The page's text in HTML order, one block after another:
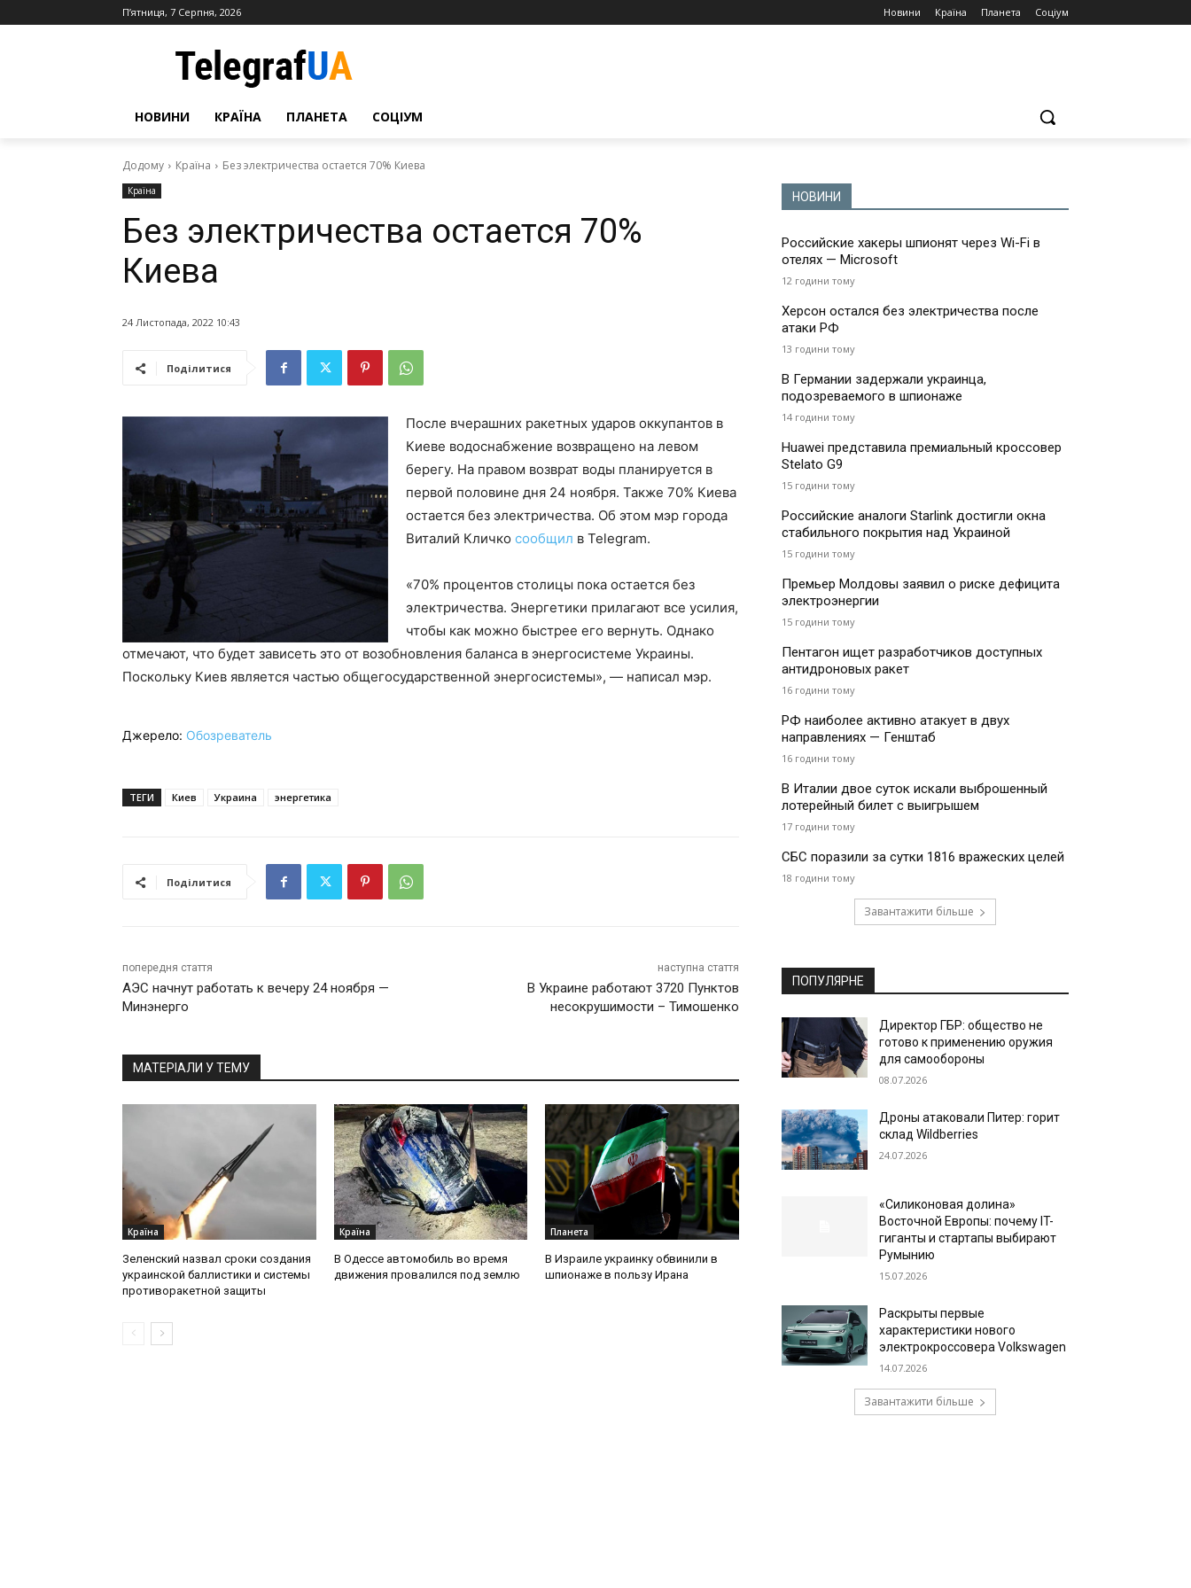
П’ятниця, 7 Серпня, 2026 Новини Країна Планета Соціум
НОВИНИ КРАЇНА ПЛАНЕТА СОЦІУМ
Додому Країна Без электричества остается 70% Киева
Країна
Без электричества остается 70%
Киева
24 Листопада, 2022 10:43
Поділитися
После вчерашних ракетных ударов оккупантов в
Киеве водоснабжение возвращено на левом
берегу. На правом возврат воды планируется в
первой половине дня 24 ноября. Также 70% Киева
остается без электричества. Об этом мэр города
Виталий Кличко сообщил в Telegram.
«70% процентов столицы пока остается без
электричества. Энергетики прилагают все усилия,
чтобы как можно быстрее его вернуть. Однако
отмечают, что будет зависеть это от возобновления баланса в энергосистеме Украины.
Поскольку Киев является частью общегосударственной энергосистемы», — написал мэр.
Джерело: Обозреватель
ТЕГИ Киев Украина энергетика
Поділитися
попередня стаття
АЭС начнут работать к вечеру 24 ноября —
Минэнерго
наступна стаття
В Украине работают 3720 Пунктов
несокрушимости – Тимошенко
МАТЕРІАЛИ У ТЕМУ
Країна
Зеленский назвал сроки создания
украинской баллистики и системы
противоракетной защиты
Країна
В Одессе автомобиль во время
движения провалился под землю
Планета
В Израиле украинку обвинили в
шпионаже в пользу Ирана
НОВИНИ
Российские хакеры шпионят через Wi-Fi в
отелях — Microsoft
12 години тому
Херсон остался без электричества после
атаки РФ
13 години тому
В Германии задержали украинца,
подозреваемого в шпионаже
14 години тому
Huawei представила премиальный кроссовер
Stelato G9
15 години тому
Российские аналоги Starlink достигли окна
стабильного покрытия над Украиной
15 години тому
Премьер Молдовы заявил о риске дефицита
электроэнергии
15 години тому
Пентагон ищет разработчиков доступных
антидроновых ракет
16 години тому
РФ наиболее активно атакует в двух
направлениях — Генштаб
16 години тому
В Италии двое суток искали выброшенный
лотерейный билет с выигрышем
17 години тому
СБС поразили за сутки 1816 вражеских целей
18 години тому
Завантажити більше
ПОПУЛЯРНЕ
Директор ГБР: общество не
готово к применению оружия
для самообороны
08.07.2026
Дроны атаковали Питер: горит
склад Wildberries
24.07.2026
«Силиконовая долина»
Восточной Европы: почему IT-
гиганты и стартапы выбирают
Румынию
15.07.2026
Раскрыты первые
характеристики нового
электрокроссовера Volkswagen
14.07.2026
Завантажити більше